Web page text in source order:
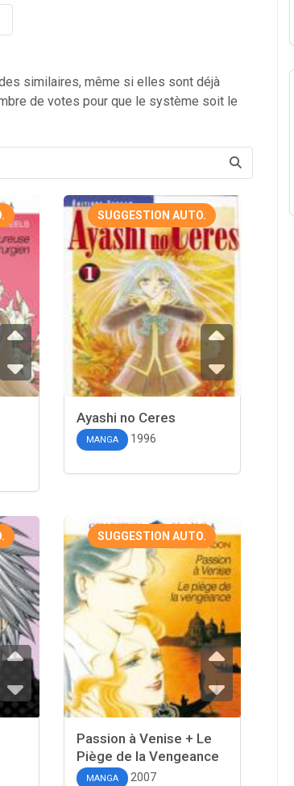
similaires, même si elles sont déjà
de votes pour que le système soit le
SUGGESTION AUTO.
Ayashi no Ceres
MANGA 1996
SUGGESTION AUTO.
Passion à Venise + Le
Piège de la Vengeance
MANGA 2007